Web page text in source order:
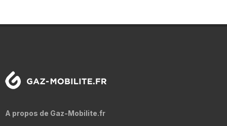
A propos de Gaz-Mobilite.fr